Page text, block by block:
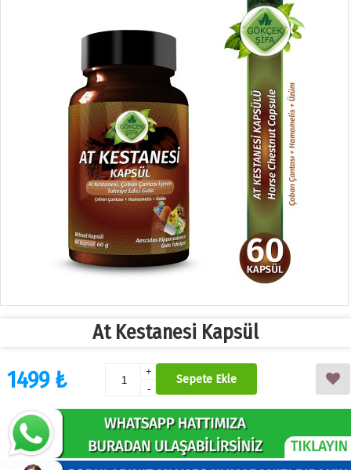
At Kestanesi Kapsül
1499 ₺
+
-
Sepete Ekle